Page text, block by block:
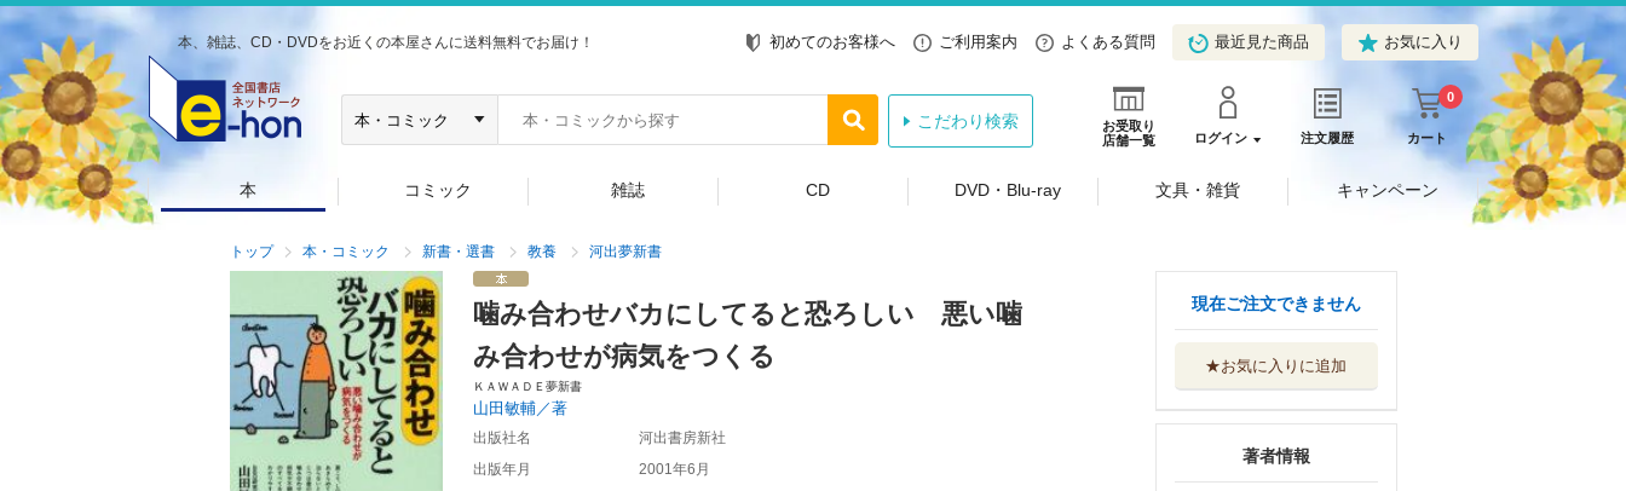
本、雑誌、CD・DVDをお近くの本屋さんに送料無料でお届け！ 初めてのお客様へ ご利用案内 よくある質問 最近見た商品 お気に入り
お受取り
店舗一覧
ログイン 注文履歴 カート
0
こだわり検索
本 コミック 雑誌 CD DVD・Blu-ray 文具・雑貨 キャンペーン
トップ 本・コミック 新書・選書 教養 河出夢新書
噛み合わせバカにしてると恐ろしい 悪い噛
み合わせが病気をつくる
ＫＡＷＡＤＥ夢新書
山田敏輔／著
出版社名
河出書房新社
出版年月
2001年6月
現在ご注文できません
★お気に入りに追加
著者情報